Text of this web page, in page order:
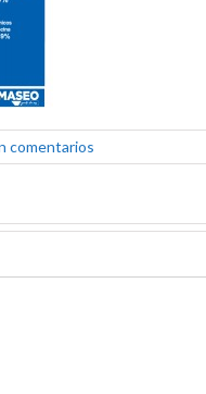
comentarios